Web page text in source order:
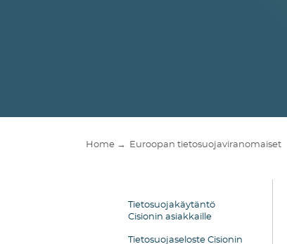
Home → Euroopan tietosuojaviranomaiset
Tietosuojakäytäntö
Cisionin asiakkaille
Tietosuojaseloste Cisionin